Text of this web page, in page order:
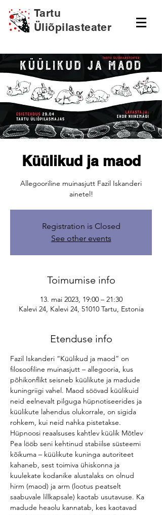
Tartu
Üliõpilasteater
Küülikud ja maod
Allegooriline muinasjutt Fazil Iskanderi
ainetel!
Registration is Closed
See other events
Toimumise info
13. mai 2023, 19:00 – 21:30
Kalevi 24, Kalevi 24, 51010 Tartu, Estonia
Etenduse info
Fazil Iskanderi “Küülikud ja maod” on
filosoofiline muinasjutt – allegooria, kus
põhikonflikt seisneb küülikute ja madude
kuningriigi vahel. Maod söövad küülikuid
neid eelnevalt pilguga hüpnotiseerides ja
küülikute lahendus olukorrale, on sigida
rohkem, kui neid nahka pistetakse.
Hüpnoosi reaalsuses kahtlev küülik Mõtlev
Pea lööb seni kehtinud stabiilse süsteemi
kõikuma – küülikute kuninga autoriteet
kahaneb, sest toimiva ühiskonna ja
kuulekate kodanike alustalaks on olnud
hirm (maod) ja arm (lootus peatselt
saabuvale lillkapsale) kaotab usutavuse. Ka
madude heaolu kannatab, kes kaotavad